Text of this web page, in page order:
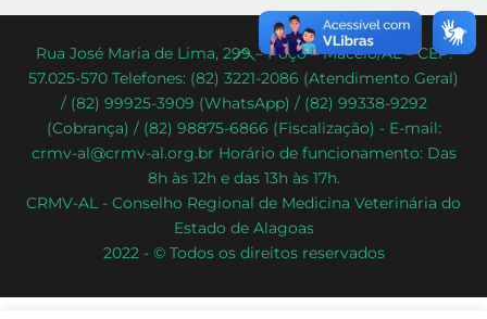
Back
To
Top
Rua José Maria de Lima, 299 – Poço – Maceió/AL – CEP:
57.025-570 Telefones: (82) 3221-2086 (Atendimento Geral)
/ (82) 99925-3909 (WhatsApp) / (82) 99338-9292
(Cobrança) / (82) 98875-6866 (Fiscalização) - E-mail:
crmv-al@crmv-al.org.br Horário de funcionamento: Das
8h às 12h e das 13h às 17h.
CRMV-AL - Conselho Regional de Medicina Veterinária do
Estado de Alagoas
2022 - © Todos os direitos reservados